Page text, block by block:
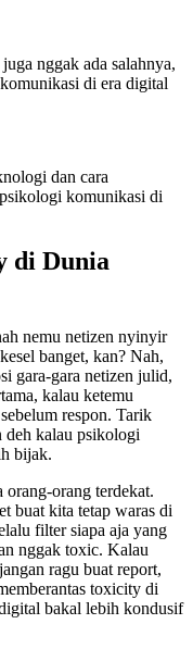
nggak ada salahnya,
di era digital
dan cara
komunikasi di
di Dunia
nemu netizen nyinyir
banget, kan? Nah,
gara-gara netizen julid,
kalau ketemu
respon. Tarik
deh kalau psikologi
bijak.
orang-orang terdekat.
buat kita tetap waras di
filter siapa aja yang
nggak toxic. Kalau
ragu buat report,
toxicity di
bakal lebih kondusif